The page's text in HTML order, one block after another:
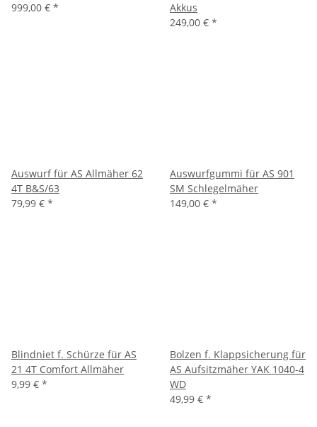
999,00 € *
Akkus
249,00 € *
Auswurf für AS Allmäher 62
4T B&S/63
79,99 € *
Auswurfgummi für AS 901
SM Schlegelmäher
149,00 € *
Blindniet f. Schürze für AS
21 4T Comfort Allmäher
9,99 € *
Bolzen f. Klappsicherung für
AS Aufsitzmäher YAK 1040-4
WD
49,99 € *